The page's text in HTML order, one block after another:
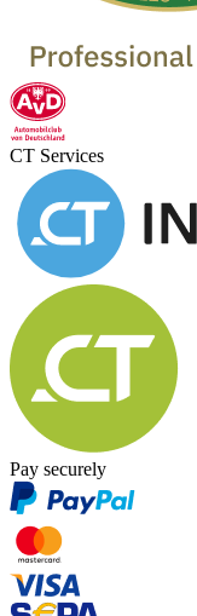
CT Services
Pay securely